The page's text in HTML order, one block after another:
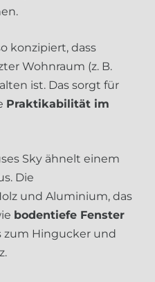
konzipiert, dass
Wohnraum (z. B.
ist. Das sorgt für
Praktikabilität im
Sky ähnelt einem
Die
und Aluminium, das
bodentiefe Fenster
zum Hingucker und